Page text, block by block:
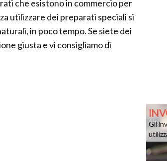
che esistono in commercio per
utilizzare dei preparati speciali si
in poco tempo. Se siete dei
giusta e vi consigliamo di
Gli